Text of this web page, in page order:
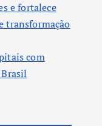
e fortalece
transformação
com